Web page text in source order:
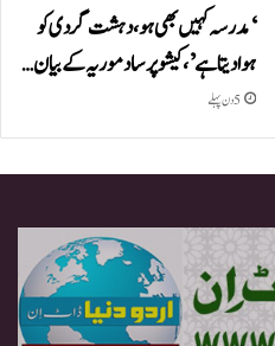
‘مدرسہ کہیں بھی ہو، دہشت گردی کو
ہوا دیتا ہے’، کیشو پرساد موریہ کے بیان…
5 دن پہلے